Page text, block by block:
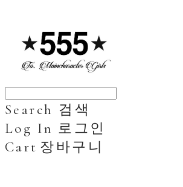
Search 검색
Log In 로그인
Cart 장바구니